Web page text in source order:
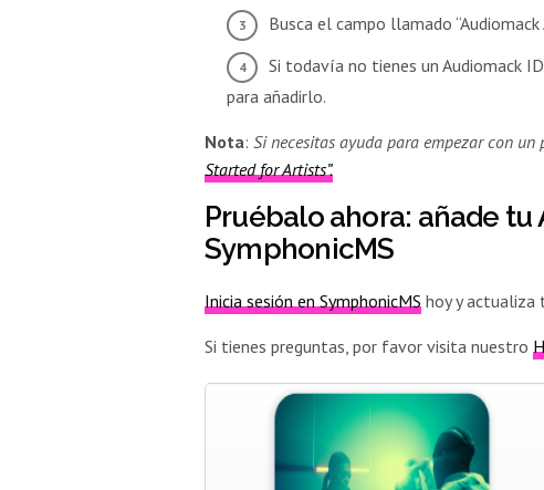
Busca el campo llamado
Si todavía no tienes un Audiomack
para añadirlo.
Nota:Si necesitas ayuda para empezar con
Started for Artists”.
Pruébalo ahora: añade
SymphonicMS
Inicia sesión en SymphonicMS hoy y actualiza
Si tienes preguntas, por favor visita nuestro